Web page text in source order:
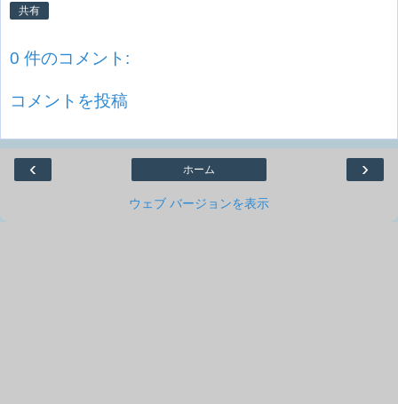
共有
0 件のコメント:
コメントを投稿
‹ ›
ホーム
ウェブ バージョンを表示